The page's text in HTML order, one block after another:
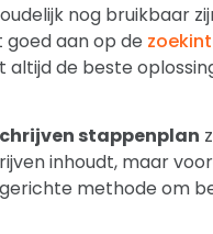
nog bruikbaar
goed aan op de
de beste
stappenplan
inhoudt, maar
methode om